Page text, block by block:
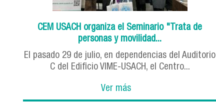
CEM USACH organiza el Seminario "Trata de
personas y movilidad...
El pasado 29 de julio, en dependencias del Auditorio
C del Edificio VIME-USACH, el Centro...
Ver más